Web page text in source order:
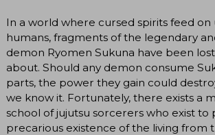
In a world where cursed spirits feed on
humans, fragments of the legendary
demon Ryomen Sukuna have been
about. Should any demon consume
parts, the power they gain could
we know it. Fortunately, there exists a
school of jujutsu sorcerers who exist
precarious existence of the living from